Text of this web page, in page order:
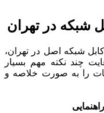
شبکه در تهران
شبکه اصل در تهران،
چند نکته مهم بسیار
را به صورت خلاصه و